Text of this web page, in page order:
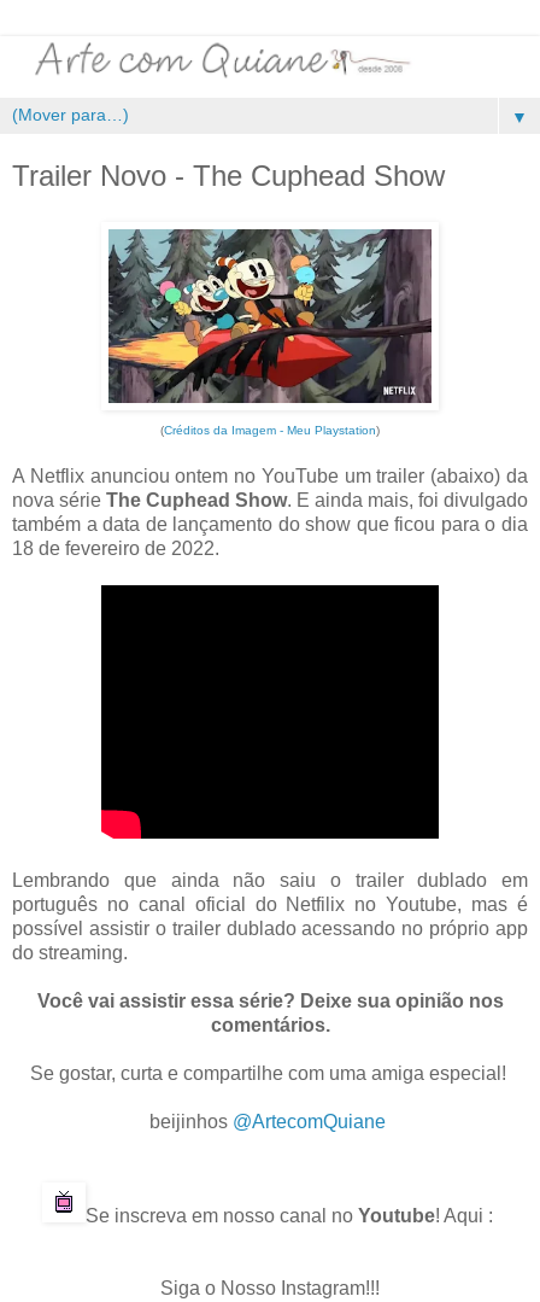
▼
Trailer Novo - The Cuphead Show
(Créditos da Imagem - Meu Playstation)
A Netflix anunciou ontem no YouTube um trailer (abaixo) da
nova série The Cuphead Show. E ainda mais, foi divulgado
também a data de lançamento do show que ficou para o dia
18 de fevereiro de 2022.
Lembrando que ainda não saiu o trailer dublado em
português no canal oficial do Netfilix no Youtube, mas é
possível assistir o trailer dublado acessando no próprio app
do streaming.
Você vai assistir essa série? Deixe sua opinião nos
comentários.
Se gostar, curta e compartilhe com uma amiga especial!
beijinhos @ArtecomQuiane
Se inscreva em nosso canal no Youtube! Aqui :
Siga o Nosso Instagram!!!